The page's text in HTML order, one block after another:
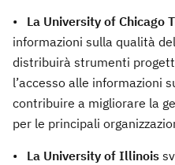
• La University of Chicago
informazioni sulla qualità
distribuirà strumenti
l’accesso alle informazioni
contribuire a migliorare la
per le principali
• La University of Illinois